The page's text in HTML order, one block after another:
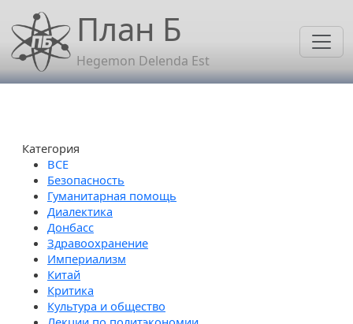
Перейти к основному содержанию
План Б
Hegemon Delenda Est
Категория
Безопасность
Гуманитарная помощь
Диалектика
Донбасс
Здравоохранение
Империализм
Китай
Критика
Культура и общество